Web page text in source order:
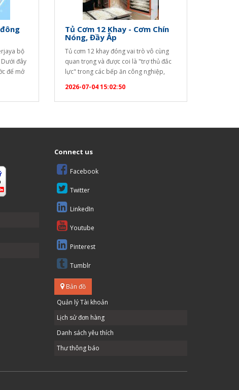
bộ
Dưới đây
để mở
Tủ Cơm 12 Khay - Cơm Chín
Nóng, Đầy Ắp
Tủ cơm 12 khay đóng vai trò vô cùng
quan trọng và được coi là "trợ thủ đắc
lực" trong các bếp ăn công nghiệp,
bệnh viện nhờ những ưu điểm vượt trội
sau: Năng suất cao, đáp ứng hàng
2026-07-04 15:02:50
Connect us
Facebook
Twitter
LinkedIn
Youtube
Pinterest
Tumblr
Bản đồ
Quản lý Tài khoản
Lịch sử đơn hàng
Danh sách yêu thích
Thư thông báo